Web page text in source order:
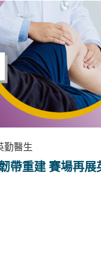
勤醫生
帶重建 賽場再展